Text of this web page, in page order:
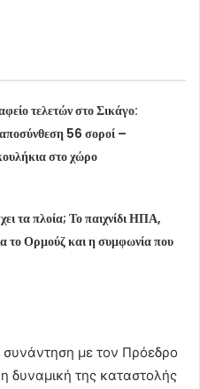
τελετών στο Σικάγο:
56 σοροί –
στο χώρο
τα πλοία; Το παιχνίδι ΗΠΑ,
το Ορμούζ και η συμφωνία που
συνάντηση με τον Πρόεδρο
δυναμική της καταστολής